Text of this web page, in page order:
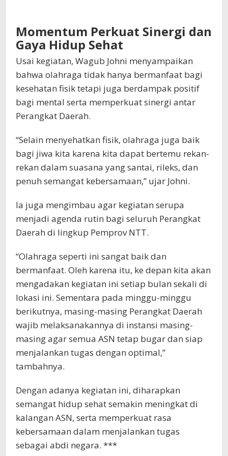
Momentum Perkuat Sinergi dan
Gaya Hidup Sehat
Usai kegiatan, Wagub Johni menyampaikan
bahwa olahraga tidak hanya bermanfaat bagi
kesehatan fisik tetapi juga berdampak positif
bagi mental serta memperkuat sinergi antar
Perangkat Daerah.
“Selain menyehatkan fisik, olahraga juga baik
bagi jiwa kita karena kita dapat bertemu rekan-
rekan dalam suasana yang santai, rileks, dan
penuh semangat kebersamaan,” ujar Johni.
Ia juga mengimbau agar kegiatan serupa
menjadi agenda rutin bagi seluruh Perangkat
Daerah di lingkup Pemprov NTT.
“Olahraga seperti ini sangat baik dan
bermanfaat. Oleh karena itu, ke depan kita akan
mengadakan kegiatan ini setiap bulan sekali di
lokasi ini. Sementara pada minggu-minggu
berikutnya, masing-masing Perangkat Daerah
wajib melaksanakannya di instansi masing-
masing agar semua ASN tetap bugar dan siap
menjalankan tugas dengan optimal,”
tambahnya.
Dengan adanya kegiatan ini, diharapkan
semangat hidup sehat semakin meningkat di
kalangan ASN, serta memperkuat rasa
kebersamaan dalam menjalankan tugas
sebagai abdi negara. ***